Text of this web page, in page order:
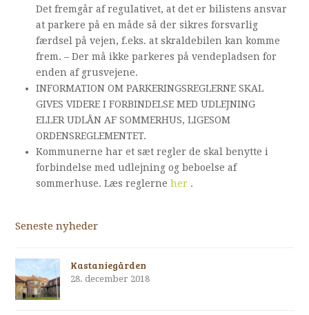
Det fremgår af regulativet, at det er bilistens ansvar
at parkere på en måde så der sikres forsvarlig
færdsel på vejen, f.eks. at skraldebilen kan komme
frem. – Der må ikke parkeres på vendepladsen for
enden af grusvejene.
INFORMATION OM PARKERINGSREGLERNE SKAL
GIVES VIDERE I FORBINDELSE MED UDLEJNING
ELLER UDLÅN AF SOMMERHUS, LIGESOM
ORDENSREGLEMENTET.
Kommunerne har et sæt regler de skal benytte i
forbindelse med udlejning og beboelse af
sommerhuse. Læs reglerneher .
Seneste nyheder
Kastaniegården
28. december 2018